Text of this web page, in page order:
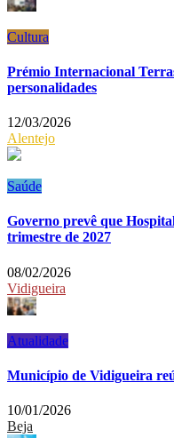
Cultura
Prémio Internacional
personalidades
12/03/2026
Alentejo
Saúde
Governo prevê que
trimestre de 2027
08/02/2026
Vidigueira
Atualidade
Município de Vidigueira
10/01/2026
Beja